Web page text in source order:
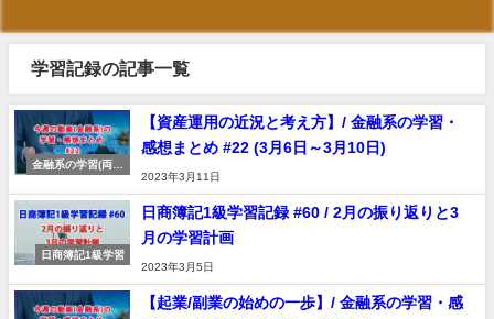
学習記録の記事一覧
金融系の学習(両学
【資産運用の近況と考え方】/ 金融系の学習・
感想まとめ #22 (3月6日～3月10日)
2023年3月11日
日商簿記1級学習
日商簿記1級学習記録 #60 / 2月の振り返りと3
月の学習計画
2023年3月5日
【起業/副業の始めの一歩】/ 金融系の学習・感